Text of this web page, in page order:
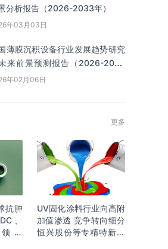
分析报告（2026-2033年）
年03月03日
薄膜沉积设备行业发展趋势研究
来前景预测报告（2026-2033
年02月06日
更多
抗肿
、
医
UV固化涂料行业向高附
加值渗透 竞争转向细分
恒兴股份等专精特新小